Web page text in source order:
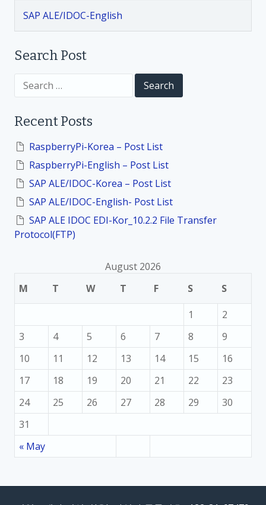
i
o
n
SAP ALE/IDOC-English
Search Post
c
o
Recent Posts
RaspberryPi-Korea – Post List
RaspberryPi-English – Post List
SAP ALE/IDOC-Korea – Post List
SAP ALE/IDOC-English- Post List
SAP ALE IDOC EDI-Kor_10.2.2 File Transfer
Protocol(FTP)
August 2026
M
T W T F S S
« May
1
2
3
4 5 6 7 8
9
10
11 12 13 14 15
16
17
18 19 20 21 22
23
24
25 26 27 28 29
30
31